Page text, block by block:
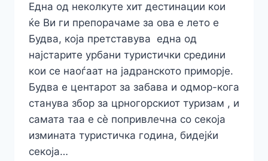
Една од неколкуте хит дестинации кои
ќе Ви ги препорачаме за ова е лето е
Будва, која претставува една од
најстарите урбани туристички средини
кои се наоѓаат на јадранското приморје.
Будва е центарот за забава и одмор-кога
станува збор за црногорскиот туризам , и
самата таа е сѐ попривлечна со секоја
измината туристичка година, бидејќи
секоја…